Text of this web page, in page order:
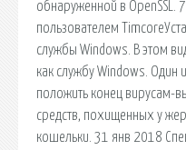
обнаруженной в OpenSSL.
пользователем
службы Windows. В этом
как службу Windows. Один
положить конец вирусам-
средств, похищенных у
кошельки. 31 янв 2018